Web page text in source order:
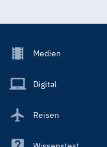
Footer
Main
Medien
Digital
Reisen